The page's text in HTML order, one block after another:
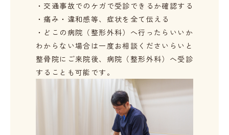
・交通事故でのケガで受診できるか確認する
・痛み・違和感等、症状を全て伝える
・どこの病院（整形外科）へ行ったらいいか
わからない場合は一度お相談ください らいと
整骨院にご来院後、病院（整形外科）へ受診
することも可能です。